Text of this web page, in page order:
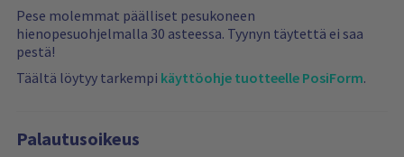
Pese molemmat päälliset pesukoneen
hienopesuohjelmalla 30 asteessa. Tyynyn täytettä ei saa
pestä!
Täältä löytyy tarkempi käyttöohje tuotteelle PosiForm.
Palautusoikeus